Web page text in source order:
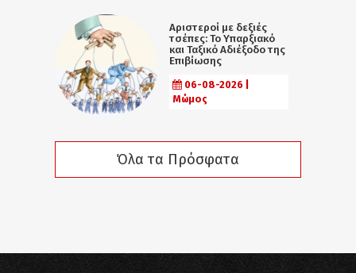
Αριστεροί με δεξιές
τσέπες: Το Υπαρξιακό
και Ταξικό Αδιέξοδο της
Επιβίωσης
06-08-2026 |
Μώμος
Όλα τα Πρόσφατα